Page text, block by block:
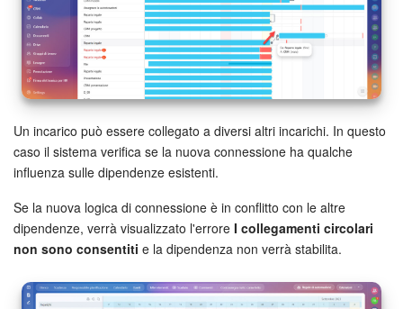
Un incarico può essere collegato a diversi altri incarichi. In questo
caso il sistema verifica se la nuova connessione ha qualche
influenza sulle dipendenze esistenti.
Se la nuova logica di connessione è in conflitto con le altre
dipendenze, verrà visualizzato l'errore I collegamenti circolari
non sono consentiti e la dipendenza non verrà stabilita.